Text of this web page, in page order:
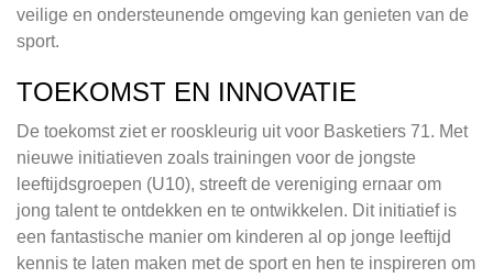
veilige en ondersteunende omgeving kan genieten van de
sport.
TOEKOMST EN INNOVATIE
De toekomst ziet er rooskleurig uit voor Basketiers 71. Met
nieuwe initiatieven zoals trainingen voor de jongste
leeftijdsgroepen (U10), streeft de vereniging ernaar om
jong talent te ontdekken en te ontwikkelen. Dit initiatief is
een fantastische manier om kinderen al op jonge leeftijd
kennis te laten maken met de sport en hen te inspireren om